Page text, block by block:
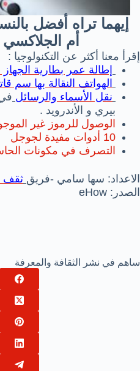
إيهما تراه أفضل
أم
إقرأ معنا أكثر عن التكنولوجيا :
إطالة عمر بطارية الجهاز
الهواتف النقالة بها سم
نقل الأسماء والرسائل
بيري و الأندرويد .
الوصول للرموز غير
10 أدوات مفيدة لجوجل
التصرف في مكونات
الاعداد: سها سامي -فريق ثقف
الصدر: eHow
ساهم في نشر الثقافة والمعرفة